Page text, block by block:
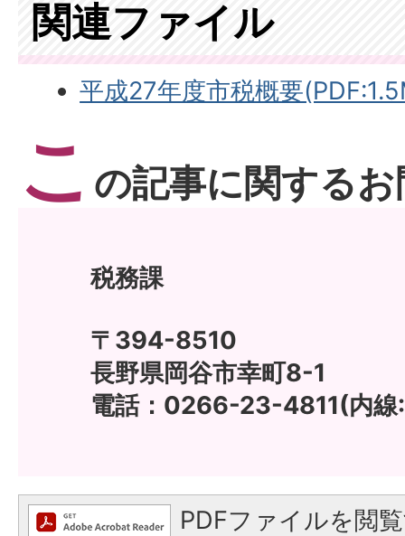
関連ファイル
平成27年度市税概要
こ の記事に関する
税務課
〒394-8510
長野県岡谷市幸町8-1
電話：0266-23-4811(内線
PDFファイルを閲